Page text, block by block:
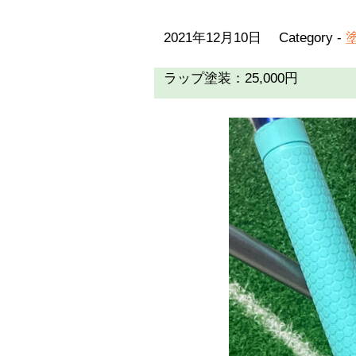
2021年12月10日 Category -
ラップ塗装：25,000円